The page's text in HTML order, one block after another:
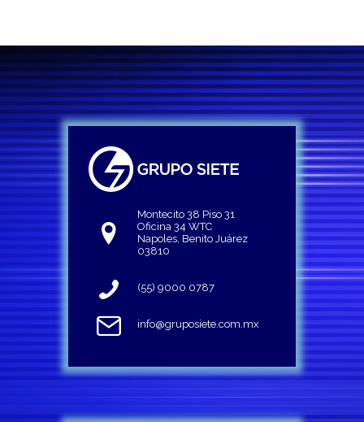
Montecito 38 Piso 31
Oficina 34 WTC
Napoles, Benito Juárez
03810
(55) 9000 0787
info@gruposiete.com.mx